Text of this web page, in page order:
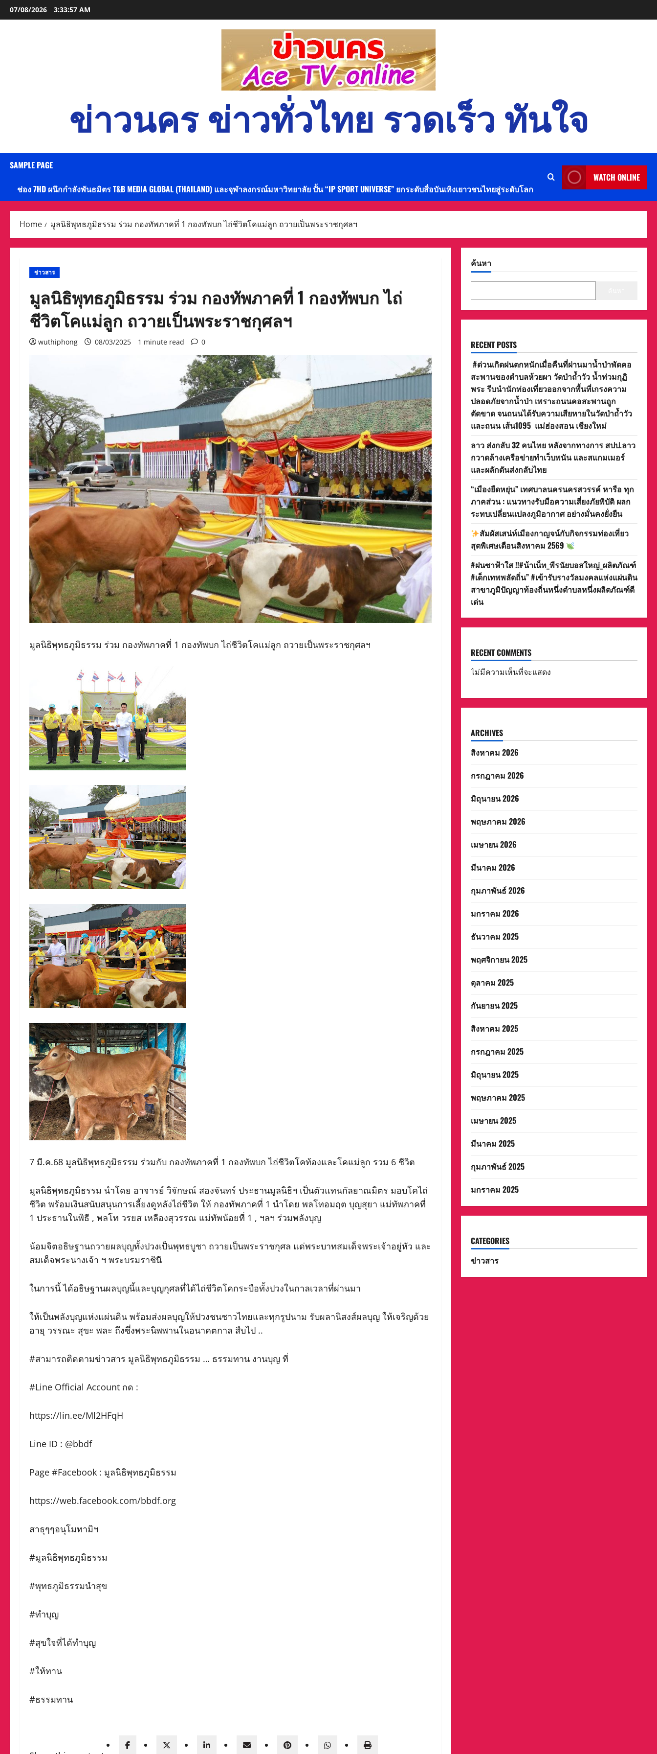
Skip
to
07/08/2026 3:33:58 AM
ข่าวนคร ข่าวทั่วไทย รวดเร็ว ทันใจ
SAMPLE PAGE
ช่อง 7HD ผนึกกำลังพันธมิตร T&B MEDIA GLOBAL (THAILAND) และจุฬาลงกรณ์มหาวิทยาลัย ปั้น “IP SPORT UNIVERSE” ยกระดับสื่อบันเทิงเยาวชนไทยสู่ระดับโลก
WATCH ONLINE
Home มูลนิธิพุทธภูมิธรรม ร่วม กองทัพภาคที่ 1 กองทัพบก ไถ่ชีวิตโคแม่ลูก ถวายเป็นพระราชกุศลฯ
ข่าวสาร
มูลนิธิพุทธภูมิธรรม ร่วม กองทัพภาคที่ 1 กองทัพบก ไถ่
ชีวิตโคแม่ลูก ถวายเป็นพระราชกุศลฯ
wuthiphong 08/03/2025 1 minute read 0
มูลนิธิพุทธภูมิธรรม ร่วม กองทัพภาคที่ 1 กองทัพบก ไถ่ชีวิตโคแม่ลูก ถวายเป็นพระราชกุศลฯ
7 มี.ค.68 มูลนิธิพุทธภูมิธรรม ร่วมกับ กองทัพภาคที่ 1 กองทัพบก ไถ่ชีวิตโคท้องและโคแม่ลูก รวม 6 ชีวิต
มูลนิธิพุทธภูมิธรรม นำโดย อาจารย์ วิจักษณ์ สองจันทร์ ประธานมูลนิธิฯ เป็นตัวแทนกัลยาณมิตร มอบโคไถ่
ชีวิต พร้อมเงินสนับสนุนการเลี้ยงดูหลังไถ่ชีวิต ให้ กองทัพภาคที่ 1 นำโดย พลโทอมฤต บุญสุยา แม่ทัพภาคที่
1 ประธานในพิธี , พลโท วรยส เหลืองสุวรรณ แม่ทัพน้อยที่ 1 , ฯลฯ ร่วมพลังบุญ
น้อมจิตอธิษฐานถวายผลบุญทั้งปวงเป็นพุทธบูชา ถวายเป็นพระราชกุศล แด่พระบาทสมเด็จพระเจ้าอยู่หัว และ
สมเด็จพระนางเจ้า ฯ พระบรมราชินี
ในการนี้ ได้อธิษฐานผลบุญนี้และบุญกุศลที่ได้ไถ่ชีวิตโคกระบือทั้งปวงในกาลเวลาที่ผ่านมา
ให้เป็นพลังบุญแห่งแผ่นดิน พร้อมส่งผลบุญให้ปวงชนชาวไทยและทุกรูปนาม รับผลานิสงส์ผลบุญ ให้เจริญด้วย
อายุ วรรณะ สุขะ พละ ถึงซึ่งพระนิพพานในอนาคตกาล สืบไป ..
#สามารถติดตามข่าวสาร มูลนิธิพุทธภูมิธรรม … ธรรมทาน งานบุญ ที่
#Line Official Account กด :
https://lin.ee/Ml2HFqH
Line ID : @bbdf
Page #Facebook : มูลนิธิพุทธภูมิธรรม
https://web.facebook.com/bbdf.org
สาธุๆๆอนุโมทามิฯ
#มูลนิธิพุทธภูมิธรรม
#พุทธภูมิธรรมนำสุข
#ทำบุญ
#สุขใจที่ได้ทำบุญ
#ให้ทาน
#ธรรมทาน
ค้นหา
RECENT POSTS
#ด่วนเกิดฝนตกหนักเมื่อคืนที่ผ่านมาน้ำป่าพัดคอ
สะพานของตำบลห้วยผา วัดป่าถ้ำวัว น้ำท่วมกุฏิ
พระ รีบนำนักท่องเที่ยวออกจากพื้นที่เกรงความ
ปลอดภัยจากน้ำป่า เพราะถนนคอสะพานถูก
ตัดขาด จนถนนได้รับความเสียหายในวัดป่าถ้ำวัว
และถนน เส้น1095 แม่ฮ่องสอน เชียงใหม่
ลาว ส่งกลับ 32 คนไทย หลังจากทางการ สปป.ลาว
กวาดล้างเครือข่ายทำเว็บพนัน และสแกมเมอร์
และผลักดันส่งกลับไทย
“เมืองยืดหยุ่น” เทศบาลนครนครสวรรค์ หารือ ทุก
ภาคส่วน : แนวทางรับมือความเสี่ยงภัยพิบัติ ผลก
ระทบเปลี่ยนแปลงภูมิอากาศ อย่างมั่นคงยั่งยืน
สัมผัสเสน่ห์เมืองกาญจน์กับกิจกรรมท่องเที่ยว
สุดพิเศษเดือนสิงหาคม 2569
#ฝนซาฟ้าใส !!#น้าเน็ท_พีรนัยบอสใหญ่_ผลิตภัณฑ์
#เด็กเทพพลัดถิ่น” #เข้ารับรางวัลมงคลแห่งแผ่นดิน
สาขาภูมิปัญญาท้องถิ่นหนึ่งตำบลหนึ่งผลิตภัณฑ์ดี
เด่น
RECENT COMMENTS
ไม่มีความเห็นที่จะแสดง
ARCHIVES
สิงหาคม 2026
กรกฎาคม 2026
มิถุนายน 2026
พฤษภาคม 2026
เมษายน 2026
มีนาคม 2026
กุมภาพันธ์ 2026
มกราคม 2026
ธันวาคม 2025
พฤศจิกายน 2025
ตุลาคม 2025
กันยายน 2025
สิงหาคม 2025
กรกฎาคม 2025
มิถุนายน 2025
พฤษภาคม 2025
เมษายน 2025
มีนาคม 2025
กุมภาพันธ์ 2025
มกราคม 2025
CATEGORIES
ข่าวสาร